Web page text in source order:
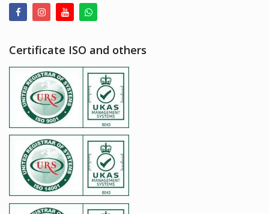
Certificate ISO and others